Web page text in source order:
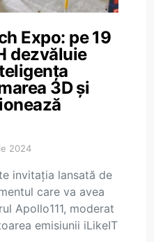
Expo: pe 19
dezvăluie
3D și
2024
invitația lansată de
care va avea
Apollo111, moderat
emisiunii iLikeIT